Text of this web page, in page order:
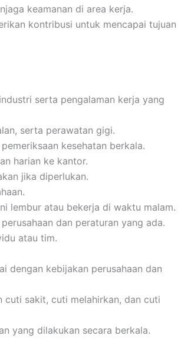
keamanan di area kerja.
kontribusi untuk mencapai tujuan
serta pengalaman kerja yang
serta perawatan gigi.
kesehatan berkala.
harian ke kantor.
jika diperlukan.
lembur atau bekerja di waktu malam.
dan peraturan yang ada.
atau tim.
dengan kebijakan perusahaan dan
cuti sakit, cuti melahirkan, dan cuti
yang dilakukan secara berkala.